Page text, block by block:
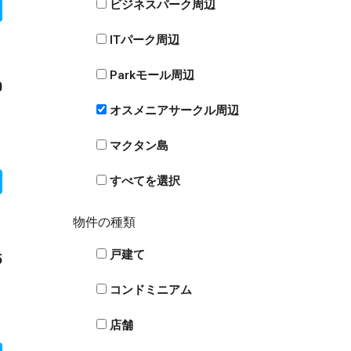
ビジネスパーク周辺
ITパーク周辺
Parkモール周辺
オスメニアサークル周辺
マクタン島
すべてを選択
物件の種類
戸建て
コンドミニアム
店舗